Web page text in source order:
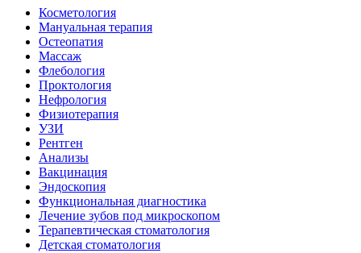
Косметология
Мануальная терапия
Остеопатия
Массаж
Флебология
Проктология
Нефрология
Физиотерапия
УЗИ
Рентген
Анализы
Вакцинация
Эндоскопия
Функциональная диагностика
Лечение зубов под микроскопом
Терапевтическая стоматология
Детская стоматология